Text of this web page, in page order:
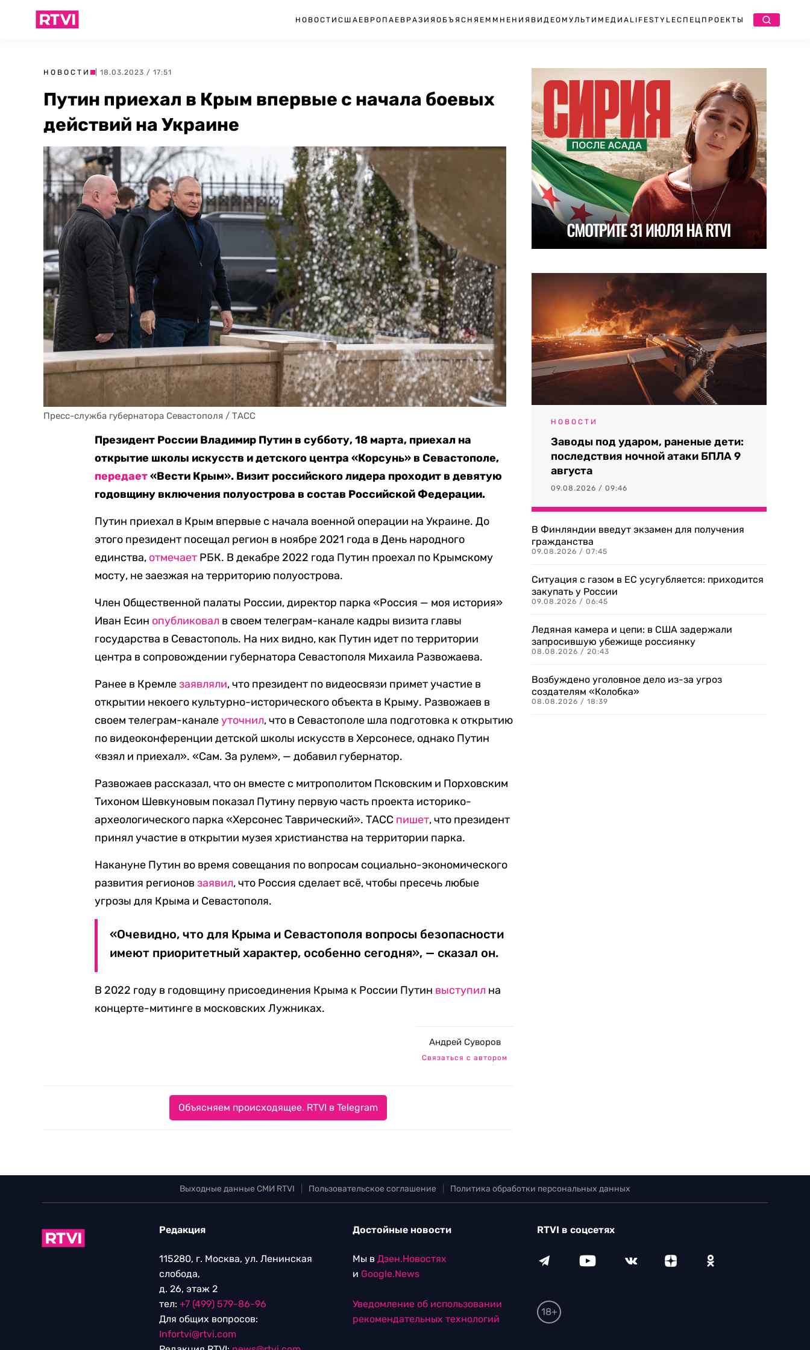
НОВОСТИ США ЕВРОПА ЕВРАЗИЯ ОБЪЯСНЯЕМ МНЕНИЯ ВИДЕО МУЛЬТИМЕДИА LIFESTYLEСПЕЦПРОЕКТЫ
НОВОСТИ | 18.03.2023 / 17:51
Путин приехал в Крым впервые с начала боевых
действий на Украине
Пресс-служба губернатора Севастополя / ТАСС
Президент России Владимир Путин в субботу, 18 марта, приехал на
открытие школы искусств и детского центра «Корсунь» в Севастополе,
передает«Вести Крым». Визит российского лидера проходит в девятую
годовщину включения полуострова в состав Российской Федерации.
Путин приехал в Крым впервые с начала военной операции на Украине. До
этого президент посещал регион в ноябре 2021 года в День народного
единства, отмечает РБК. В декабре 2022 года Путин проехал по Крымскому
мосту, не заезжая на территорию полуострова.
Член Общественной палаты России, директор парка «Россия — моя история»
Иван Есин опубликовал в своем телеграм-канале кадры визита главы
государства в Севастополь. На них видно, как Путин идет по территории
центра в сопровождении губернатора Севастополя Михаила Развожаева.
Ранее в Кремлезаявляли, что президент по видеосвязи примет участие в
открытии некоего культурно-исторического объекта в Крыму. Развожаев в
своем телеграм-каналеуточнил, что в Севастополе шла подготовка к открытию
по видеоконференции детской школы искусств в Херсонесе, однако Путин
«взял и приехал». «Сам. За рулем», — добавил губернатор.
Развожаев рассказал, что он вместе с митрополитом Псковским и Порховским
Тихоном Шевкуновым показал Путину первую часть проекта историко-
археологического парка «Херсонес Таврический». ТАСС пишет, что президент
принял участие в открытии музея христианства на территории парка.
Накануне Путин во время совещания по вопросам социально-экономического
развития регионовзаявил, что Россия сделает всё, чтобы пресечь любые
угрозы для Крыма и Севастополя.
«Очевидно, что для Крыма и Севастополя вопросы безопасности
имеют приоритетный характер, особенно сегодня», — сказал он.
В 2022 году в годовщину присоединения Крыма к России Путин выступил на
концерте-митинге в московских Лужниках.
Андрей Суворов
Связаться с автором
Объясняем происходящее. RTVI в Telegram
НОВОСТИ
Заводы под ударом, раненые дети:
последствия ночной атаки БПЛА 9
августа
09.08.2026 / 09:46
В Финляндии введут экзамен для получения
гражданства
09.08.2026 / 07:45
Ситуация с газом в ЕС усугубляется: приходится
закупать у России
09.08.2026 / 06:45
Ледяная камера и цепи: в США задержали
запросившую убежище россиянку
08.08.2026 / 20:43
Возбуждено уголовное дело из-за угроз
создателям «Колобка»
08.08.2026 / 18:39
Выходные данные СМИ RTVI Пользовательское соглашение Политика обработки персональных данных
Редакция
115280, г. Москва, ул. Ленинская
слобода,
д. 26, этаж 2
тел: +7 (499) 579-86-96
Для общих вопросов:
Infortvi@rtvi.com
Достойные новости
Мы в Дзен.Новостях
и Google.News
Уведомление об использовании
рекомендательных технологий
RTVI в соцсетях
18+